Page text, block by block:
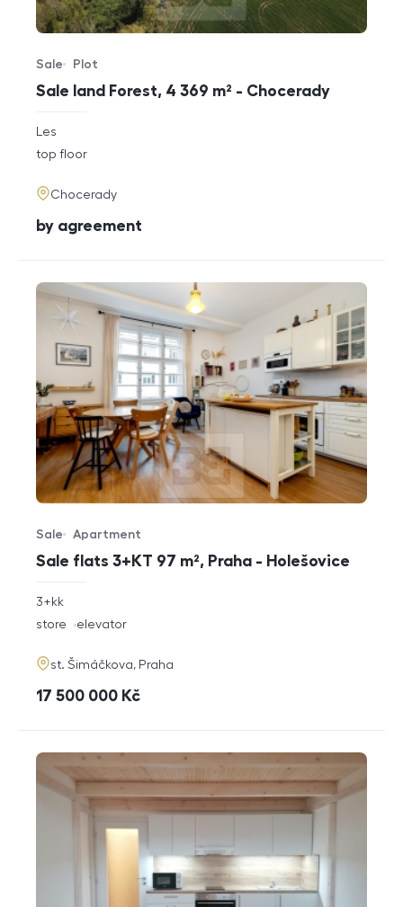
Sale land Forest, 4 369 m² - Chocerady
Offer type
Sale
Property type
Plot
rozměry
Les
funkce
top floor
adresa
Chocerady
cena
by agreement
Sale flats 3+KT 97 m², Praha - Holešovice
Offer type
Sale
Property type
Apartment
rozměry
disposition
3+kk
funkce
store elevator
adresa
st. Šimáčkova, Praha
cena
17 500 000 Kč